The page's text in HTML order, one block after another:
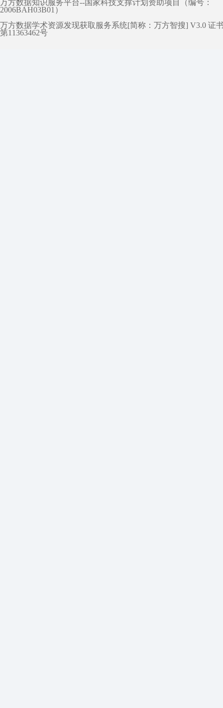
万方数据知识服务平台--国家科技支撑计划资助项目（编号：
2006BAH03B01）
万方数据学术资源发现获取服务系统[简称：万方智搜] V3.0 证
第11363462号